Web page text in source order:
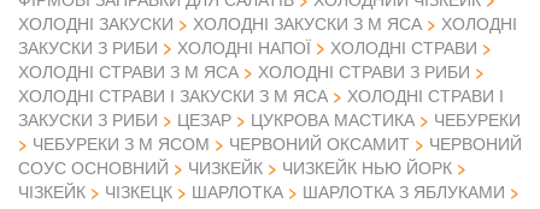
ХОЛОДНІ ЗАКУСКИ
ХОЛОДНІ ЗАКУСКИ З М ЯСА
ХОЛОДНІ
ЗАКУСКИ З РИБИ
ХОЛОДНІ НАПОЇ
ХОЛОДНІ СТРАВИ
ХОЛОДНІ СТРАВИ З М ЯСА
ХОЛОДНІ СТРАВИ З РИБИ
ХОЛОДНІ СТРАВИ І ЗАКУСКИ З М ЯСА
ХОЛОДНІ СТРАВИ І
ЗАКУСКИ З РИБИ
ЦЕЗАР ЦУКРОВА МАСТИКА
ЧЕБУРЕКИ
ЧЕБУРЕКИ З М ЯСОМ
ЧЕРВОНИЙ ОКСАМИТ
ЧЕРВОНИЙ
СОУС ОСНОВНИЙ
ЧИЗКЕЙК
ЧИЗКЕЙК НЬЮ ЙОРК
ЧІЗКЕЙК
ЧІЗКЕЦК ШАРЛОТКА
ШАРЛОТКА З ЯБЛУКАМИ